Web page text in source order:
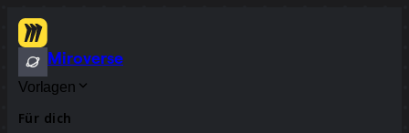
Miroverse
Vorlagen
Für dich